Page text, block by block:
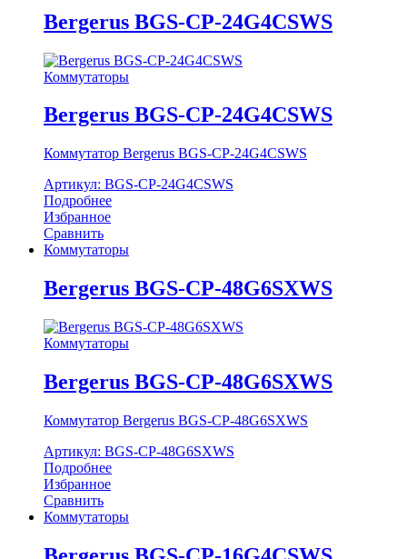
Bergerus BGS-CP-24G4CSWS
Коммутаторы
Bergerus BGS-CP-24G4CSWS
Коммутатор Bergerus BGS-CP-24G4CSWS
Артикул: BGS-CP-24G4CSWS
Подробнее
Избранное
Сравнить
Коммутаторы
Bergerus BGS-CP-48G6SXWS
Коммутаторы
Bergerus BGS-CP-48G6SXWS
Коммутатор Bergerus BGS-CP-48G6SXWS
Артикул: BGS-CP-48G6SXWS
Подробнее
Избранное
Сравнить
Коммутаторы